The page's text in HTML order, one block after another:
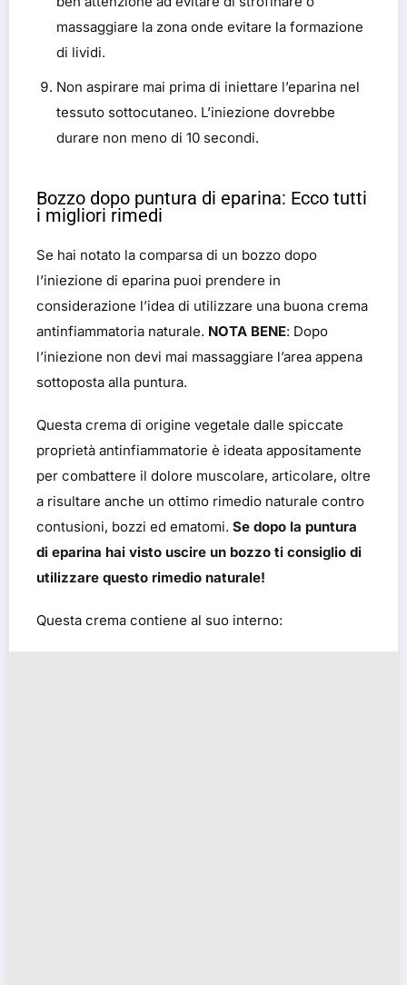
massaggiare la zona onde evitare la formazione
di lividi.
Non aspirare mai prima di iniettare l’eparina nel
tessuto sottocutaneo. L’iniezione dovrebbe
durare non meno di 10 secondi.
Bozzo dopo puntura di eparina: Ecco tutti
i migliori rimedi
Se hai notato la comparsa di un bozzo dopo
l’iniezione di eparina puoi prendere in
considerazione l’idea di utilizzare una buona crema
antinfiammatoria naturale. NOTA BENE: Dopo
l’iniezione non devi mai massaggiare l’area appena
sottoposta alla puntura.
Questa crema di origine vegetale dalle spiccate
proprietà antinfiammatorie è ideata appositamente
per combattere il dolore muscolare, articolare, oltre
a risultare anche un ottimo rimedio naturale contro
contusioni, bozzi ed ematomi. Se dopo la puntura
di eparina hai visto uscire un bozzo ti consiglio di
utilizzare questo rimedio naturale!
Questa crema contiene al suo interno: